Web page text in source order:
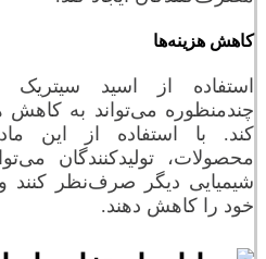
کاهش هزینه‌ها
استفاده از اسید سیتریک
چندمنظوره می‌تواند به کاهش
کند. با استفاده از این
محصولات، تولیدکنندگان
شیمیایی دیگر صرف‌نظر کنند و
خود را کاهش دهند.